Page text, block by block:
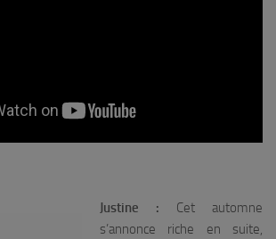
Justine : Cet automne
s’annonce riche en suite,